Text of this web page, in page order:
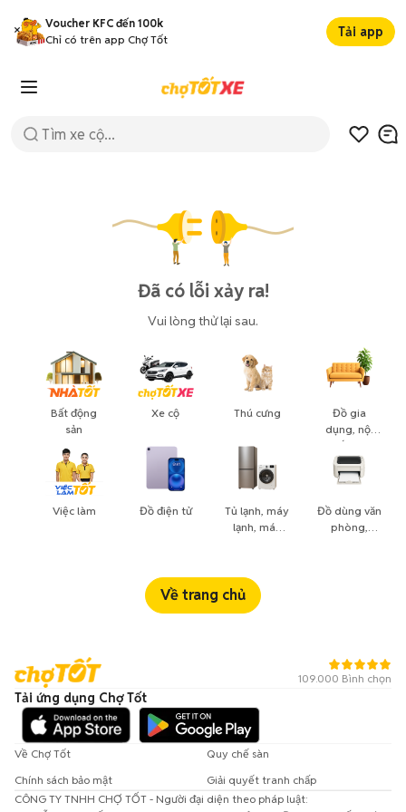
Voucher KFC đến 100k
Chỉ có trên app Chợ Tốt
Tải app
Đã có lỗi xảy ra!
Vui lòng thử lại sau.
Bất động
sản
Việc làm
Xe cộ
Đồ điện tử
Thú cưng
Tủ lạnh, máy
lạnh, máy
Đồ gia
dụng, nội
thất, cây
cảnh
Đồ dùng văn
phòng,
Về trang chủ
109.000 Bình chọn
Tải ứng dụng Chợ Tốt
Về Chợ Tốt
Quy chế sàn
Chính sách bảo mật
Giải quyết tranh chấp
CÔNG TY TNHH CHỢ TỐT - Người đại diện theo pháp luật: